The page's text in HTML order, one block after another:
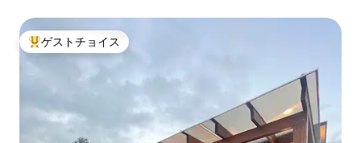
大好評のゲストチョイスです。
ゲストチョイス